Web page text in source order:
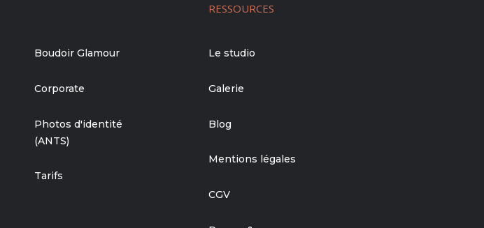
Boudoir Glamour
Corporate
Photos d'identité
(ANTS)
Tarifs
RESSOURCES
Le studio
Galerie
Blog
Mentions légales
CGV